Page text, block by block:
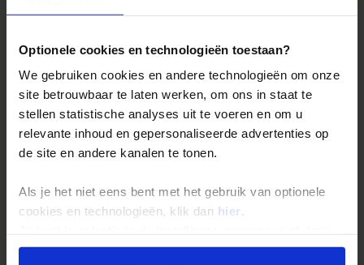
Optionele cookies en technologieën toestaan?
We gebruiken cookies en andere technologieën om onze
site betrouwbaar te laten werken, om ons in staat te
stellen statistische analyses uit te voeren en om u
relevante inhoud en gepersonaliseerde advertenties op
de site en andere kanalen te tonen.
Als je het niet eens bent met het gebruik van optionele
cookies en technologieën, klik dan hier .
onder aan de pagina op elk gewenst moment voor de
Reizen met Shoestring
De belangrijkste info op een rij
Bestemmingen
Duurzaam reizen
Veelgestelde vragen